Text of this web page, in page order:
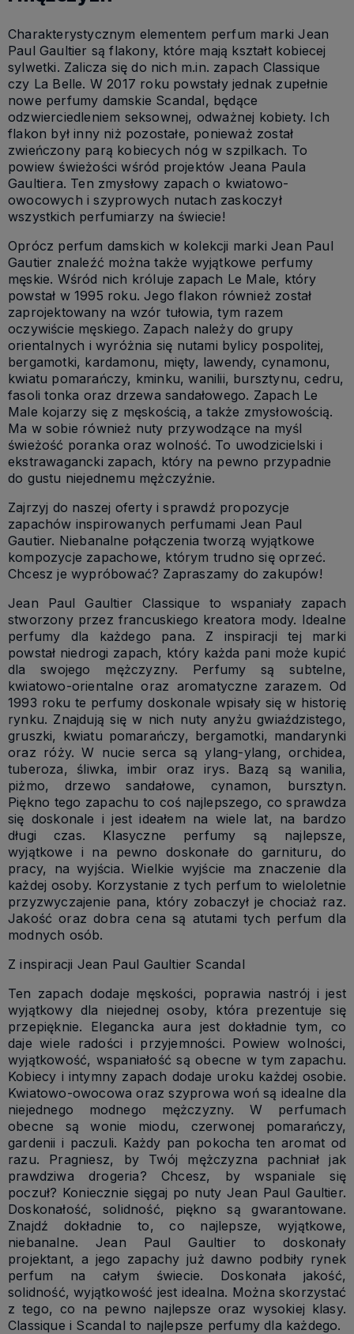
Charakterystycznym elementem perfum marki Jean
Paul Gaultier są flakony, które mają kształt kobiecej
sylwetki. Zalicza się do nich m.in. zapach Classique
czy La Belle. W 2017 roku powstały jednak zupełnie
nowe perfumy damskie Scandal, będące
odzwierciedleniem seksownej, odważnej kobiety. Ich
flakon był inny niż pozostałe, ponieważ został
zwieńczony parą kobiecych nóg w szpilkach. To
powiew świeżości wśród projektów Jeana Paula
Gaultiera. Ten zmysłowy zapach o kwiatowo-
owocowych i szyprowych nutach zaskoczył
wszystkich perfumiarzy na świecie!
Oprócz perfum damskich w kolekcji marki Jean Paul
Gautier znaleźć można także wyjątkowe perfumy
męskie. Wśród nich króluje zapach Le Male, który
powstał w 1995 roku. Jego flakon również został
zaprojektowany na wzór tułowia, tym razem
oczywiście męskiego. Zapach należy do grupy
orientalnych i wyróżnia się nutami bylicy pospolitej,
bergamotki, kardamonu, mięty, lawendy, cynamonu,
kwiatu pomarańczy, kminku, wanilii, bursztynu, cedru,
fasoli tonka oraz drzewa sandałowego. Zapach Le
Male kojarzy się z męskością, a także zmysłowością.
Ma w sobie również nuty przywodzące na myśl
świeżość poranka oraz wolność. To uwodzicielski i
ekstrawagancki zapach, który na pewno przypadnie
do gustu niejednemu mężczyźnie.
Zajrzyj do naszej oferty i sprawdź propozycje
zapachów inspirowanych perfumami Jean Paul
Gautier. Niebanalne połączenia tworzą wyjątkowe
kompozycje zapachowe, którym trudno się oprzeć.
Chcesz je wypróbować? Zapraszamy do zakupów!
Jean Paul Gaultier Classique to wspaniały zapach
stworzony przez francuskiego kreatora mody. Idealne
perfumy dla każdego pana. Z inspiracji tej marki
powstał niedrogi zapach, który każda pani może kupić
dla swojego mężczyzny. Perfumy są subtelne,
kwiatowo-orientalne oraz aromatyczne zarazem. Od
1993 roku te perfumy doskonale wpisały się w historię
rynku. Znajdują się w nich nuty anyżu gwiaździstego,
gruszki, kwiatu pomarańczy, bergamotki, mandarynki
oraz róży. W nucie serca są ylang-ylang, orchidea,
tuberoza, śliwka, imbir oraz irys. Bazą są wanilia,
piżmo, drzewo sandałowe, cynamon, bursztyn.
Piękno tego zapachu to coś najlepszego, co sprawdza
się doskonale i jest ideałem na wiele lat, na bardzo
długi czas. Klasyczne perfumy są najlepsze,
wyjątkowe i na pewno doskonałe do garnituru, do
pracy, na wyjścia. Wielkie wyjście ma znaczenie dla
każdej osoby. Korzystanie z tych perfum to wieloletnie
przyzwyczajenie pana, który zobaczył je chociaż raz.
Jakość oraz dobra cena są atutami tych perfum dla
modnych osób.
Z inspiracji Jean Paul Gaultier Scandal
Ten zapach dodaje męskości, poprawia nastrój i jest
wyjątkowy dla niejednej osoby, która prezentuje się
przepięknie. Elegancka aura jest dokładnie tym, co
daje wiele radości i przyjemności. Powiew wolności,
wyjątkowość, wspaniałość są obecne w tym zapachu.
Kobiecy i intymny zapach dodaje uroku każdej osobie.
Kwiatowo-owocowa oraz szyprowa woń są idealne dla
niejednego modnego mężczyzny. W perfumach
obecne są wonie miodu, czerwonej pomarańczy,
gardenii i paczuli. Każdy pan pokocha ten aromat od
razu. Pragniesz, by Twój mężczyzna pachniał jak
prawdziwa drogeria? Chcesz, by wspaniale się
poczuł? Koniecznie sięgaj po nuty Jean Paul Gaultier.
Doskonałość, solidność, piękno są gwarantowane.
Znajdź dokładnie to, co najlepsze, wyjątkowe,
niebanalne. Jean Paul Gaultier to doskonały
projektant, a jego zapachy już dawno podbiły rynek
perfum na całym świecie. Doskonała jakość,
solidność, wyjątkowość jest idealna. Można skorzystać
z tego, co na pewno najlepsze oraz wysokiej klasy.
Classique i Scandal to najlepsze perfumy dla każdego.